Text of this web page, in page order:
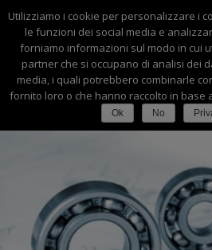
❅
❅
❅
❅ 0445-540164|
Utilizziamo i cookie per personalizzare i
le funzioni dei social media e
forniamo informazioni sul modo in cui
partner che si occupano di analisi dei
media, i quali potrebbero combinarle
fornito loro o che hanno raccolto in base
Ok No